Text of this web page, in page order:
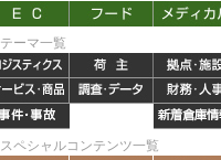
テーマ一覧
スペシャルコンテンツ一覧